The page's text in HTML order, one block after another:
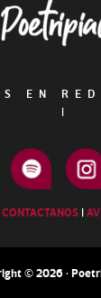
EN
|
CONTACTANOS |
© 2026 ·